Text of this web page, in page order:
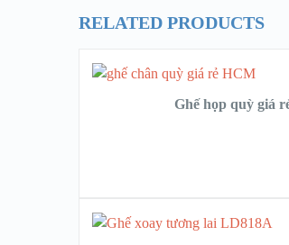
RELATED PRODUCTS
Ghế họp quỳ giá